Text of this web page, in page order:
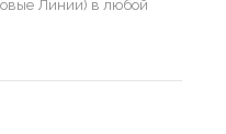
Линии) в любой